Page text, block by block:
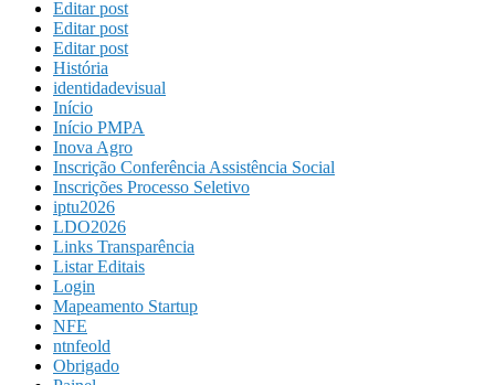
Editar post
Editar post
Editar post
História
identidadevisual
Início
Início PMPA
Inova Agro
Inscrição Conferência Assistência Social
Inscrições Processo Seletivo
iptu2026
LDO2026
Links Transparência
Listar Editais
Login
Mapeamento Startup
NFE
ntnfeold
Obrigado